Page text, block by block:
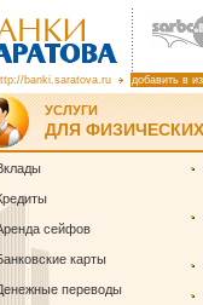
banki.saratova.ru добавить в
УСЛУГИ
ДЛЯ
сейфов
карты
переводы